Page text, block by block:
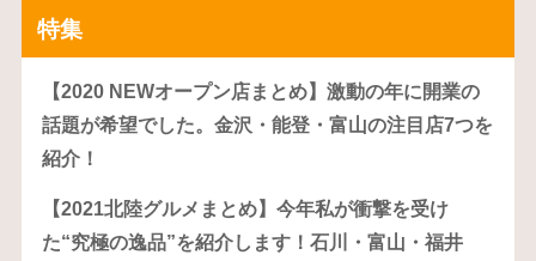
特集
【2020 NEWオープン店まとめ】激動の年に開業の
話題が希望でした。金沢・能登・富山の注目店7つを
紹介！
【2021北陸グルメまとめ】今年私が衝撃を受け
た“究極の逸品”を紹介します！石川・富山・福井